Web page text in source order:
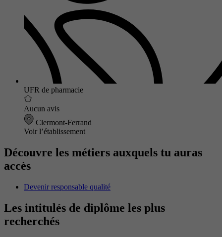
UFR de pharmacie
Aucun avis
Clermont-Ferrand
Voir l’établissement
Découvre les métiers auxquels tu auras
accès
Devenir responsable qualité
Les intitulés de diplôme les plus
recherchés